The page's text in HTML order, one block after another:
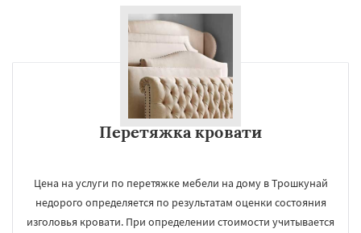
Перетяжка кровати
Цена на услуги по перетяжке мебели на дому в Трошкунай
недорого определяется по результатам оценки состояния
изголовья кровати. При определении стоимости учитывается